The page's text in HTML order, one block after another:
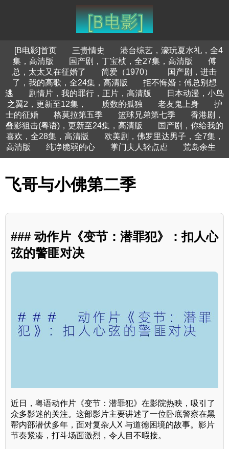
[B电影]首页 三贵情史
港台综艺，濠玩夏水礼，全4
集，高清版
国产剧，丁宝桢，全27集，高清版
傅
总，太太又在征婚了
简爱（1970）
国产剧，进击
了，我的高歌，全24集，高清版
拒不悔婚：傅总别想
逃
剧情片，我的罪行，正片，高清版
日本动漫，小鸟
之翼2，更新至12集，
质数的孤独 老友鬼上身
护
士的征婚
格莫拉第五季 篮球兄弟第七季
香港剧，
叠影狙击(粤语)，更新至24集，高清版
国产剧，你给我的
喜欢，全28集，高清版
欧美剧，佛罗里达男子，全7集，
高清版
纯净脆弱的心 掌门夫人轻点虐 荒岛余生
飞哥与小佛第二季
### 动作片《变节：潜罪犯》：扣人心
弦的警匪对决
近日，粤语动作片《变节：潜罪犯》在影院热映，吸引了
众多影迷的关注。这部影片主要讲述了一位卧底警察在黑
帮内部潜伏多年，面对复杂人X 与道德困境的故事。影片
节奏紧凑，打斗场面激烈，令人目不暇接。